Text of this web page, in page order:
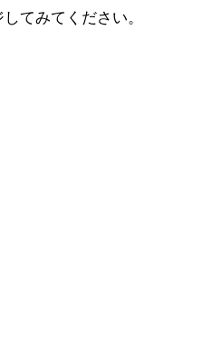
てみてください。